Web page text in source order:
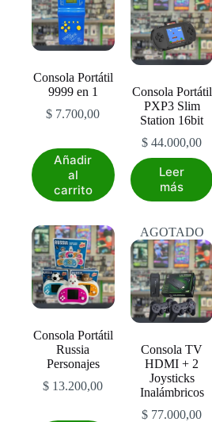
Consola Portátil
9999 en 1
$ 7.700,00
Añadir
al
carrito
Consola Portátil
PXP3 Slim
Station 16bit
$ 44.000,00
Leer
más
Consola Portátil
Russia
Personajes
$ 13.200,00
AGOTADO
Consola TV
HDMI + 2
Joysticks
Inalámbricos
$ 77.000,00